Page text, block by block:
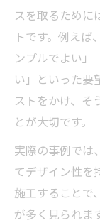
スを取るために
トです。例え
ンプルでよい」
い」といった要
ストをかけ、そ
とが大切です。
実際の事例では
てデザイン性を
施工することで
が多く見られま